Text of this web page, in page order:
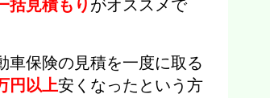
括見積もり がオススメで
車保険の見積を一度に取る
円以上安くなった という方